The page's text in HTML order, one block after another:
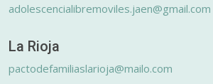
adolescencialibremoviles.jaen@gmail.com
La Rioja
pactodefamiliaslarioja@mailo.com